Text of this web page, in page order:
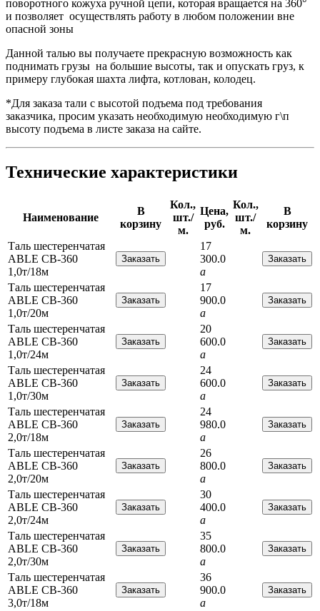
поворотного кожуха ручной цепи, которая вращается на 360°
и позволяет осуществлять работу в любом положении вне
опасной зоны
Данной талью вы получаете прекрасную возможность как
поднимать грузы на большие высоты, так и опускать груз, к
примеру глубокая шахта лифта, котлован, колодец.
*Для заказа тали с высотой подъема под требования
заказчика, просим указать необходимую необходимую г\п
высоту подъема в листе заказа на сайте.
Технические характеристики
Наименование
В
корзину
Кол.,
шт./
м.
Цена,
руб.
Кол.,
шт./
м.
В
корзину
Таль шестеренчатая
ABLE CB-360
1,0т/18м
17
300.0
a
Таль шестеренчатая
ABLE CB-360
1,0т/20м
17
900.0
a
Таль шестеренчатая
ABLE CB-360
1,0т/24м
20
600.0
a
Таль шестеренчатая
ABLE CB-360
1,0т/30м
24
600.0
a
Таль шестеренчатая
ABLE CB-360
2,0т/18м
24
980.0
a
Таль шестеренчатая
ABLE CB-360
2,0т/20м
26
800.0
a
Таль шестеренчатая
ABLE CB-360
2,0т/24м
30
400.0
a
Таль шестеренчатая
ABLE CB-360
2,0т/30м
35
800.0
a
Таль шестеренчатая
ABLE CB-360
3,0т/18м
36
900.0
a